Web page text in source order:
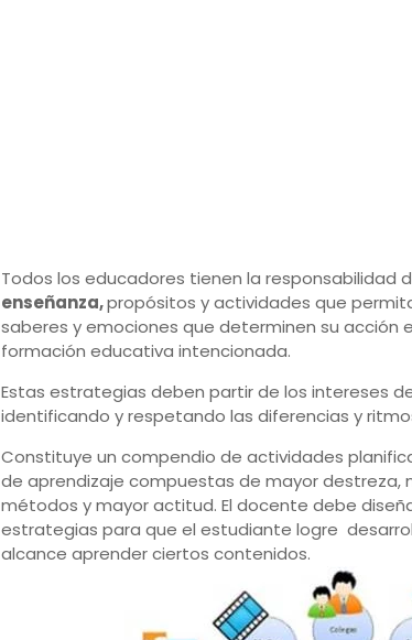
Todos los educadores tienen la responsabilidad
enseñanza,propósitos y actividades que
saberes y emociones que determinen su acción
formación educativa intencionada.
Estas estrategias deben partir de los intereses
identificando y respetando las diferencias y
Constituye un compendio de actividades
de aprendizaje compuestas de mayor destreza,
métodos y mayor actitud. El docente debe
estrategias para que el estudiante logre
alcance aprender ciertos contenidos.